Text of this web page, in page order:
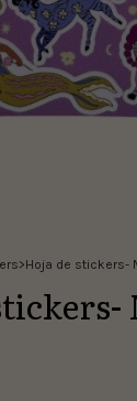
>Hoja de stickers-